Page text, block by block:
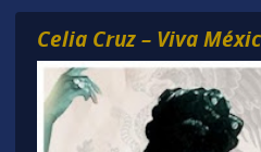
Celia Cruz – Viva